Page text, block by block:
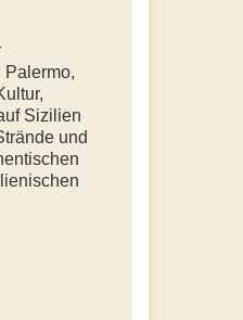
Palermo,
Sizilien
und